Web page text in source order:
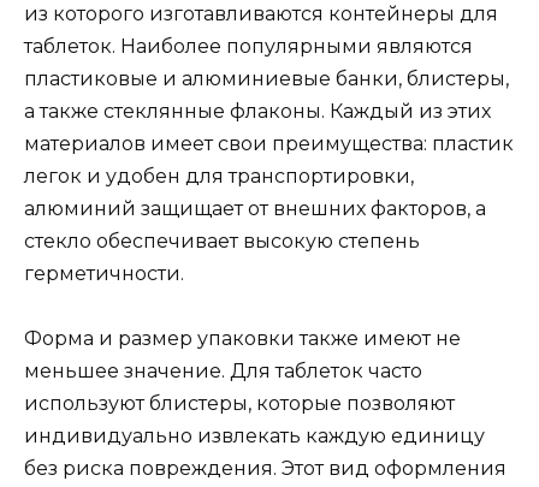
из которого изготавливаются контейнеры для
таблеток. Наиболее популярными являются
пластиковые и алюминиевые банки, блистеры,
а также стеклянные флаконы. Каждый из этих
материалов имеет свои преимущества: пластик
легок и удобен для транспортировки,
алюминий защищает от внешних факторов, а
стекло обеспечивает высокую степень
герметичности.
Форма и размер упаковки также имеют не
меньшее значение. Для таблеток часто
используют блистеры, которые позволяют
индивидуально извлекать каждую единицу
без риска повреждения. Этот вид оформления